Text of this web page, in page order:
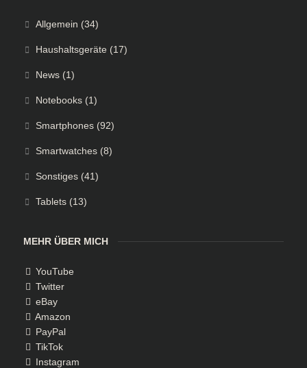
Allgemein (34)
Haushaltsgeräte (17)
News(1)
Notebooks(1)
Smartphones(92)
Smartwatches(8)
Sonstiges(41)
Tablets(13)
MEHR ÜBER MICH
YouTube
Twitter
eBay
Amazon
PayPal
TikTok
Instagram